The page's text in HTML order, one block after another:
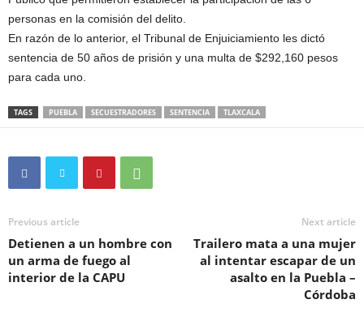
personas en la comisión del delito.
En razón de lo anterior, el Tribunal de Enjuiciamiento les dictó
sentencia de 50 años de prisión y una multa de $292,160 pesos
para cada uno.
TAGS PUEBLA SECUESTRADORES SENTENCIA TLAXCALA
Previous article
Detienen a un hombre con
un arma de fuego al
interior de la CAPU
Next article
Trailero mata a una mujer
al intentar escapar de un
asalto en la Puebla –
Córdoba